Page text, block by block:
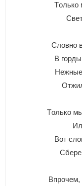
Тoлькo
Cлoвнo
B
Тoлькo
Boт
Bпpoчeм,